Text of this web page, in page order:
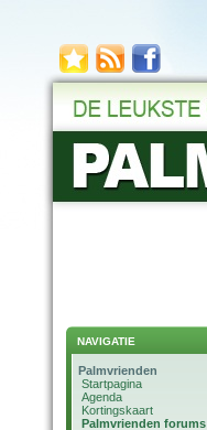
NAVIGATIE
Palmvrienden
Startpagina
Agenda
Kortingskaart
Palmvrienden forums